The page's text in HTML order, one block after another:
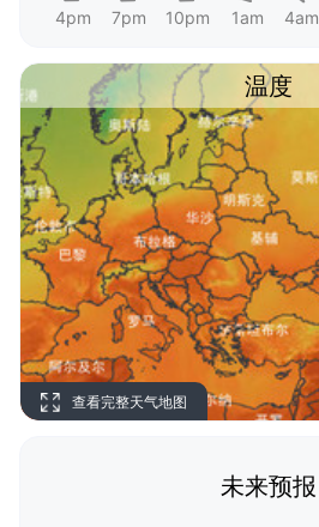
4pm 7pm 10pm 1am 4am
温度
查看完整天气地图
未来预报